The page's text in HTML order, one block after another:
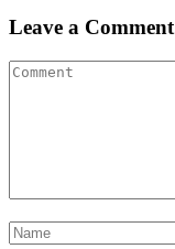
Leave a Comment